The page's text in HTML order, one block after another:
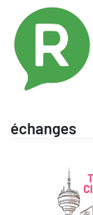
échanges